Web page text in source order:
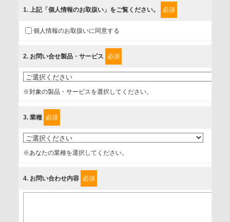
組みを行っています。
に取扱い、これらで定める範囲内で、サービスの提供やご案
内等のために利用させていただいております。
情報を提供されるお客様（本人）に対して、情報の収集目
的、管理者、提供の有無、情報提供の任意性や権利について
確認し、当社への情報提供がお客様の懸念にならないよう
上げます。
事業者名
個人情報保護責任者
1. 上記「個人情報のお取扱い」をご覧ください。 必須
個人情報のお取扱いに同意する
2. お問い合せ製品・サービス 必須
※対象の製品・サービスを選択してください。
3. 業種 必須
※あなたの業種を選択してください。
4. お問い合わせ内容 必須